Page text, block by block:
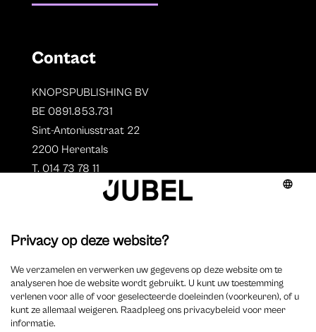
Contact
KNOPSPUBLISHING BV
BE 0891.853.731
Sint-Antoniusstraat 22
2200 Herentals
T. 014 73 78 11
Aperçu des auteurs
Devenir auteur ?